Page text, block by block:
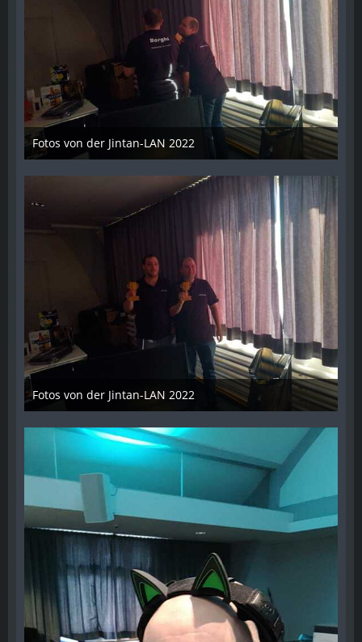
Fotos von der Jintan-LAN 2022
17. Oktober 2022
Fotos von der Jintan-LAN 2022
17. Oktober 2022